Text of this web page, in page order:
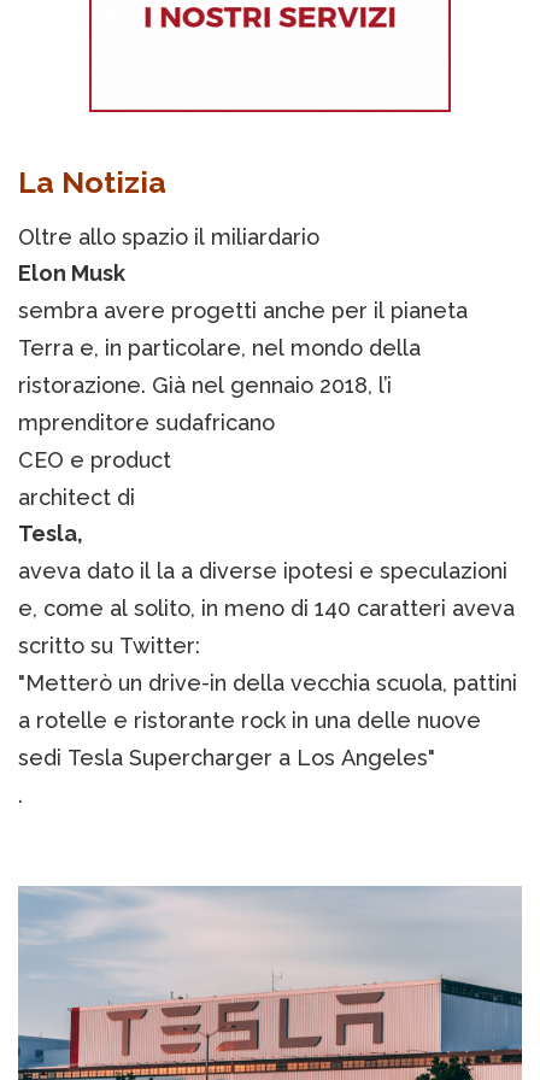
La Notizia
Oltre allo spazio il miliardario
Elon Musk
sembra avere progetti anche per il pianeta
Terra e, in particolare, nel mondo della
ristorazione. Già nel gennaio 2018, l’i
mprenditore sudafricano
CEO e product
architect di
Tesla,
aveva dato il la a diverse ipotesi e speculazioni
e, come al solito, in meno di 140 caratteri aveva
scritto su Twitter:
"Metterò un drive-in della vecchia scuola, pattini
a rotelle e ristorante rock in una delle nuove
sedi Tesla Supercharger a Los Angeles"
.